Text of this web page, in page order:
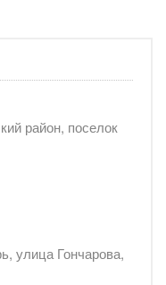
район, поселок
улица Гончарова,